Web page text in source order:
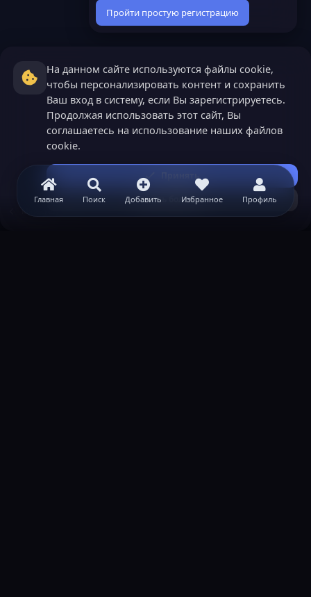
Главная Поиск Добавить Избранное Профиль
Пройти простую регистрацию
На данном сайте используются файлы cookie,
чтобы персонализировать контент и сохранить
Ваш вход в систему, если Вы зарегистрируетесь.
Продолжая использовать этот сайт, Вы
соглашаетесь на использование наших файлов
cookie.
Принять
Узнать больше...